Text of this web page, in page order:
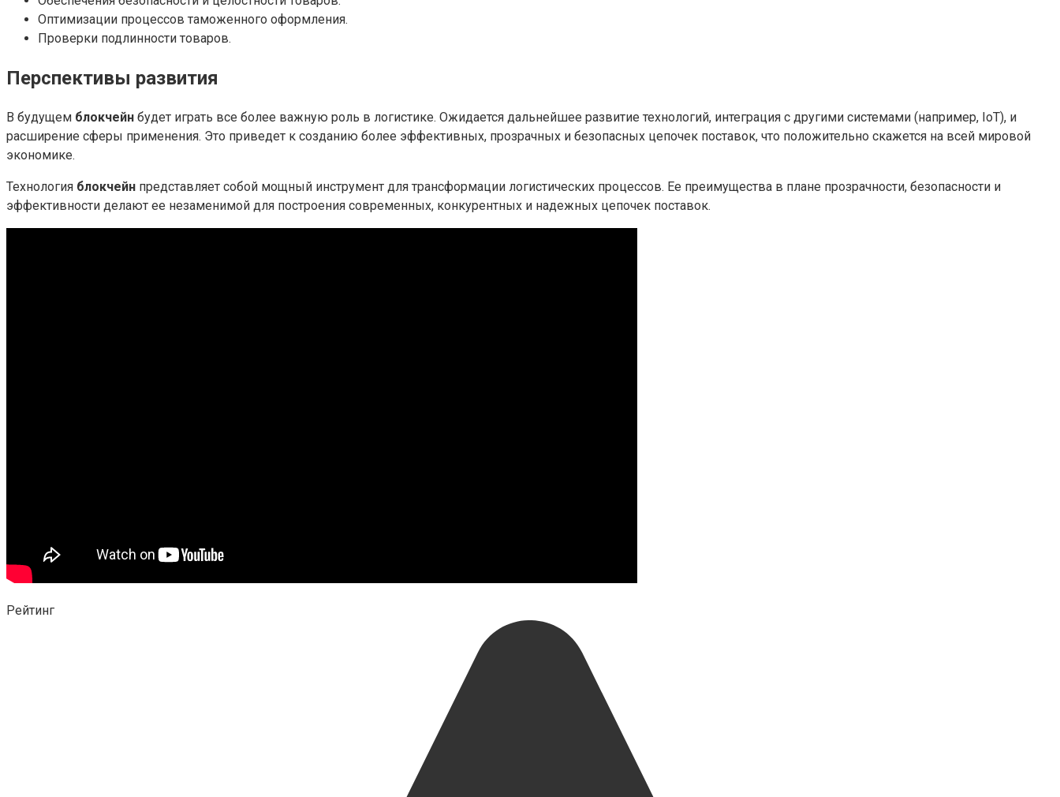
Оптимизации процессов таможенного оформления.
Проверки подлинности товаров.
Перспективы развития
В будущем блокчейн будет играть все более важную роль в логистике. Ожидается дальнейшее развитие технологий, интеграция с другими системами (например, IoT), и
расширение сферы применения. Это приведет к созданию более эффективных, прозрачных и безопасных цепочек поставок, что положительно скажется на всей мировой
экономике.
Технология блокчейн представляет собой мощный инструмент для трансформации логистических процессов. Ее преимущества в плане прозрачности, безопасности и
эффективности делают ее незаменимой для построения современных, конкурентных и надежных цепочек поставок.
Рейтинг